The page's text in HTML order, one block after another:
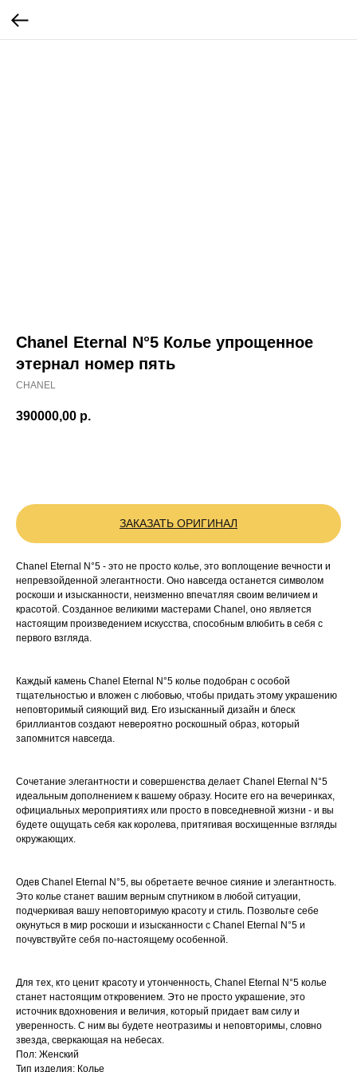
Chanel Eternal N°5 Колье упрощенное
этернал номер пять
CHANEL
390000,00 р.
ЗАКАЗАТЬ ОРИГИНАЛ
Chanel Eternal N°5 - это не просто колье, это воплощение вечности и
непревзойденной элегантности. Оно навсегда останется символом
роскоши и изысканности, неизменно впечатляя своим величием и
красотой. Созданное великими мастерами Chanel, оно является
настоящим произведением искусства, способным влюбить в себя с
первого взгляда.
Каждый камень Chanel Eternal N°5 колье подобран с особой
тщательностью и вложен с любовью, чтобы придать этому украшению
неповторимый сияющий вид. Его изысканный дизайн и блеск
бриллиантов создают невероятно роскошный образ, который
запомнится навсегда.
Сочетание элегантности и совершенства делает Chanel Eternal N°5
идеальным дополнением к вашему образу. Носите его на вечеринках,
официальных мероприятиях или просто в повседневной жизни - и вы
будете ощущать себя как королева, притягивая восхищенные взгляды
окружающих.
Одев Chanel Eternal N°5, вы обретаете вечное сияние и элегантность.
Это колье станет вашим верным спутником в любой ситуации,
подчеркивая вашу неповторимую красоту и стиль. Позвольте себе
окунуться в мир роскоши и изысканности с Chanel Eternal N°5 и
почувствуйте себя по-настоящему особенной.
Для тех, кто ценит красоту и утонченность, Chanel Eternal N°5 колье
станет настоящим откровением. Это не просто украшение, это
источник вдохновения и величия, который придает вам силу и
уверенность. С ним вы будете неотразимы и неповторимы, словно
звезда, сверкающая на небесах.
Пол: Женский
Тип изделия: Колье